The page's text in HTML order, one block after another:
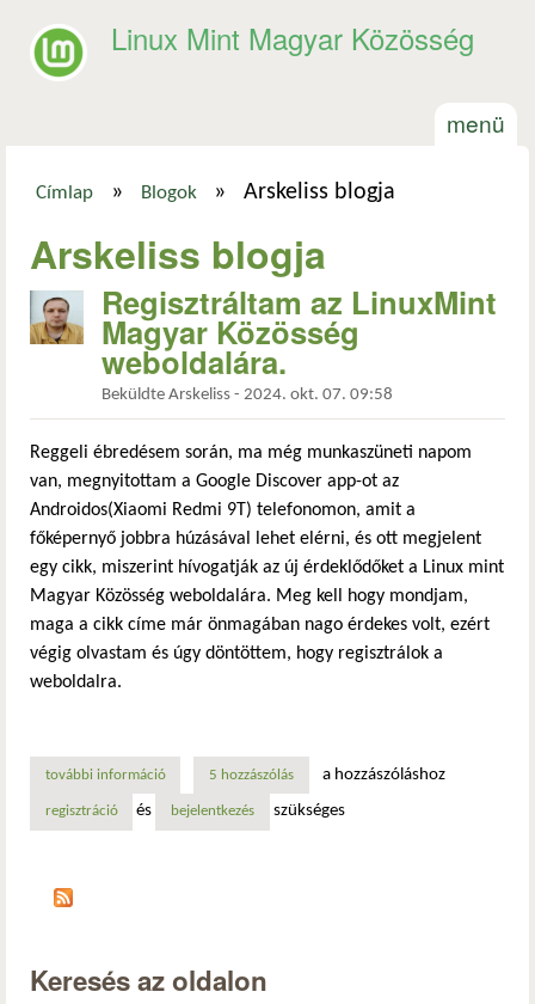
Linux Mint Magyar Közösség
menü
Címlap » Blogok » Arskeliss blogja
Arskeliss blogja
Regisztráltam az LinuxMint
Magyar Közösség
weboldalára.
Beküldte Arskeliss - 2024. okt. 07. 09:58
Reggeli ébredésem során, ma még munkaszüneti napom
van, megnyitottam a Google Discover app-ot az
Androidos(Xiaomi Redmi 9T) telefonomon, amit a
főképernyő jobbra húzásával lehet elérni, és ott megjelent
egy cikk, miszerint hívogatják az új érdeklődőket a Linux mint
Magyar Közösség weboldalára. Meg kell hogy mondjam,
maga a cikk címe már önmagában nago érdekes volt, ezért
végig olvastam és úgy döntöttem, hogy regisztrálok a
weboldalra.
további információregisztráltam az linuxmint magyar közösség weboldalára.
5 hozzászólás a hozzászóláshoz
regisztráció és bejelentkezés szükséges
Keresés az oldalon